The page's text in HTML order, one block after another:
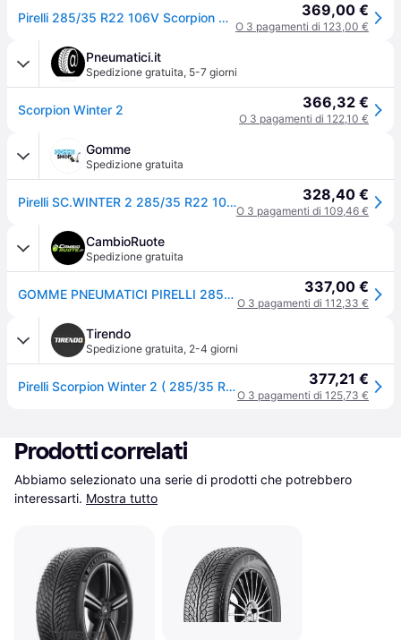
Pirelli 285/35 R22 106V Scorpion Winter 2 Ncs Xl 369,00 €
O 3 pagamenti di 123,00 €
Pneumatici.it
Spedizione gratuita, 5-7 giorni
Scorpion Winter 2 366,32 €
O 3 pagamenti di 122,10 €
Gomme
Spedizione gratuita
Pirelli SC.WINTER 2 285/35 R22 106 V Inverno 328,40 €
O 3 pagamenti di 109,46 €
CambioRuote
Spedizione gratuita
GOMME PNEUMATICI PIRELLI 285/35 R22 106V SCORPION WINTER 2 NCS XL 337,00 €
O 3 pagamenti di 112,33 €
Tirendo
Spedizione gratuita, 2-4 giorni
Pirelli Scorpion Winter 2 ( 285/35 R22 106V XL Elect, PNCS, con protezione del cerchio (MFS) ) 377,21 €
O 3 pagamenti di 125,73 €
Prodotti correlati
Abbiamo selezionato una serie di prodotti che potrebbero
interessarti. Mostra tutto